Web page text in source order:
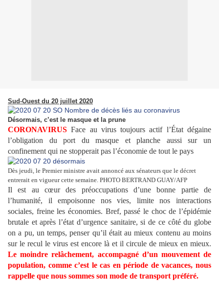
Sud-Ouest du 20 juillet 2020
Désormais, c’est le masque et la prune
CORONAVIRUS Face au virus toujours actif l’État dégaine
l’obligation du port du masque et planche aussi sur un
confinement qui ne stopperait pas l’économie de tout le pays
Dès jeudi, le Premier ministre avait annoncé aux sénateurs que le décret
entrerait en vigueur cette semaine. PHOTO BERTRAND GUAY/AFP
Il est au cœur des préoccupations d’une bonne partie de
l’humanité, il empoisonne nos vies, limite nos interactions
sociales, freine les économies. Bref, passé le choc de l’épidémie
brutale et après l’état d’urgence sanitaire, si de ce côté du globe
on a pu, un temps, penser qu’il était au mieux contenu au moins
sur le recul le virus est encore là et il circule de mieux en mieux.
Le moindre relâchement, accompagné d’un mouvement de
population, comme c’est le cas en période de vacances, nous
rappelle que nous sommes son mode de transport préféré.